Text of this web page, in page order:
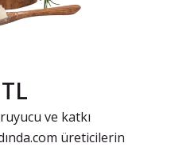
ve katkı
üreticilerin